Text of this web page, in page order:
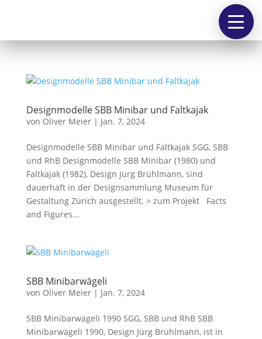
people
works
contact
@
Designmodelle SBB Minibar und Faltkajak
von Oliver Meier| Jan. 7, 2024
Designmodelle SBB Minibar und Faltkajak SGG, SBB
und RhB Designmodelle SBB Minibar (1980) und
Faltkajak (1982), Design Jürg Brühlmann, sind
dauerhaft in der Designsammlung Museum für
Gestaltung Zürich ausgestellt. > zum Projekt Facts
and Figures...
SBB Minibarwägeli
von Oliver Meier| Jan. 7, 2024
SBB Minibarwägeli 1990 SGG, SBB und RhB SBB
Minibarwägeli 1990, Design Jürg Brühlmann, ist in